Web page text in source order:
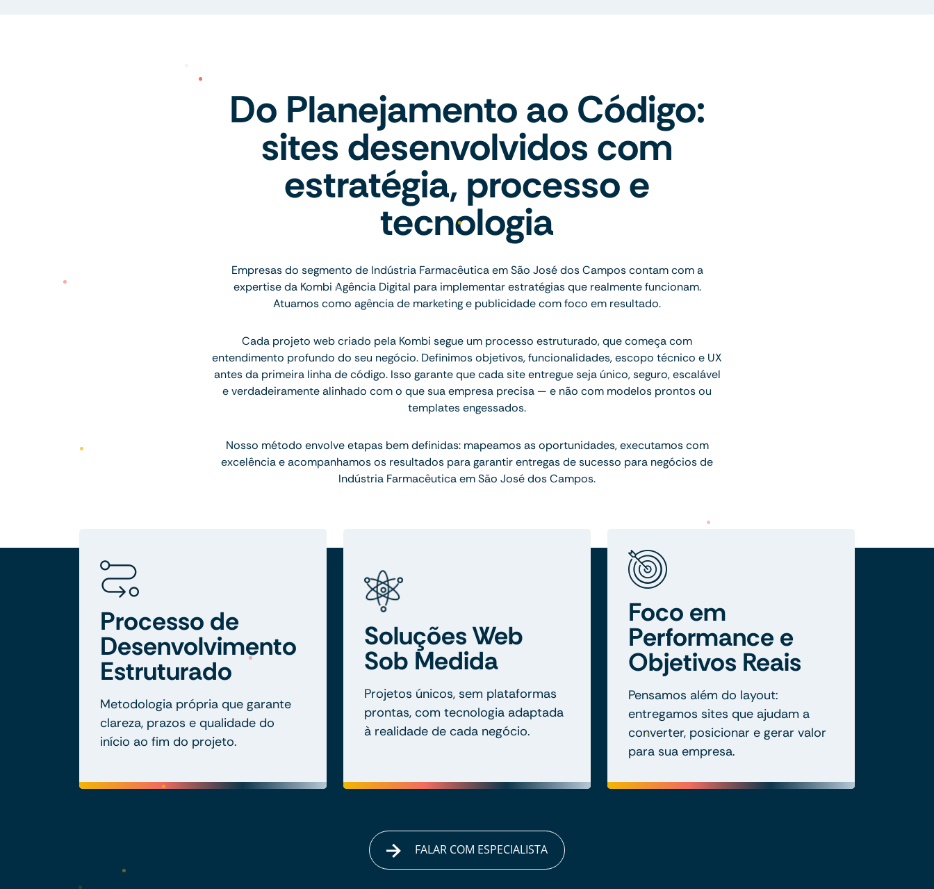
Do Planejamento ao Código:
sites desenvolvidos com
estratégia, processo e
tecnologia
Empresas do segmento de Indústria Farmacêutica em São José dos Campos contam com a
expertise da Kombi Agência Digital para implementar estratégias que realmente funcionam.
Atuamos como agência de marketing e publicidade com foco em resultado.
Cada projeto web criado pela Kombi segue um processo estruturado, que começa com
entendimento profundo do seu negócio. Definimos objetivos, funcionalidades, escopo técnico e UX
antes da primeira linha de código. Isso garante que cada site entregue seja único, seguro, escalável
e verdadeiramente alinhado com o que sua empresa precisa — e não com modelos prontos ou
templates engessados.
Nosso método envolve etapas bem definidas: mapeamos as oportunidades, executamos com
excelência e acompanhamos os resultados para garantir entregas de sucesso para negócios de
Indústria Farmacêutica em São José dos Campos.
Processo de
Desenvolvimento
Estruturado
Metodologia própria que garante
clareza, prazos e qualidade do
início ao fim do projeto.
Soluções Web
Sob Medida
Projetos únicos, sem plataformas
prontas, com tecnologia adaptada
à realidade de cada negócio.
Foco em
Performance e
Objetivos Reais
Pensamos além do layout:
entregamos sites que ajudam a
converter, posicionar e gerar valor
para sua empresa.
FALAR COM ESPECIALISTA